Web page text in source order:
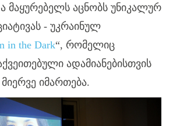
მაყურებელს აცნობს უნიკალურ
- უკრაინულ
in the Dark“, რომელიც
ადამიანებისთვის
იმართება.